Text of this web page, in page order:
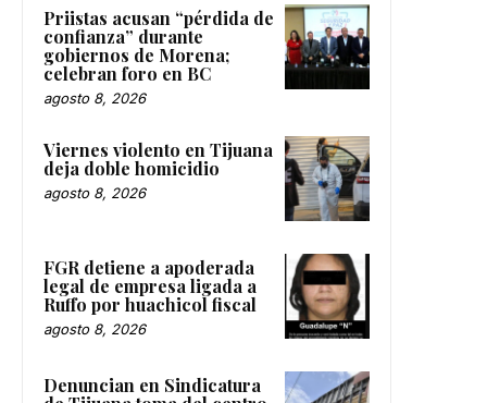
Priistas acusan “pérdida de
confianza” durante
gobiernos de Morena;
celebran foro en BC
agosto 8, 2026
Viernes violento en Tijuana
deja doble homicidio
agosto 8, 2026
FGR detiene a apoderada
legal de empresa ligada a
Ruffo por huachicol fiscal
agosto 8, 2026
Denuncian en Sindicatura